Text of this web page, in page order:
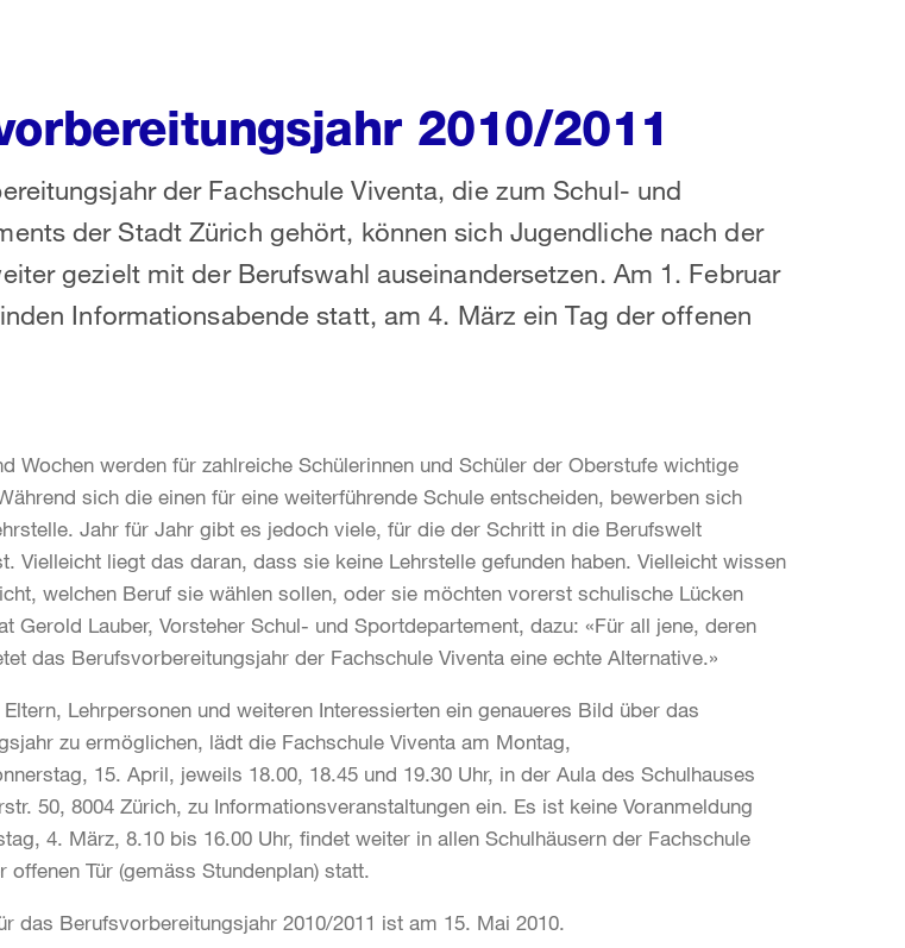
2010/2011
der Fachschule Viventa, die zum Schul- und
der Stadt Zürich gehört, können sich Jugendliche nach der
gezielt mit der Berufswahl auseinandersetzen. Am 1. Februar
Informationsabende statt, am 4. März ein Tag der offenen
Wochen werden für zahlreiche Schülerinnen und Schüler der Oberstufe wichtige
sich die einen für eine weiterführende Schule entscheiden, bewerben sich
Jahr für Jahr gibt es jedoch viele, für die der Schritt in die Berufswelt
Vielleicht liegt das daran, dass sie keine Lehrstelle gefunden haben. Vielleicht wissen
welchen Beruf sie wählen sollen, oder sie möchten vorerst schulische Lücken
Gerold Lauber, Vorsteher Schul- und Sportdepartement, dazu: «Für all jene, deren
das Berufsvorbereitungsjahr der Fachschule Viventa eine echte Alternative.»
Lehrpersonen und weiteren Interessierten ein genaueres Bild über das
zu ermöglichen, lädt die Fachschule Viventa am Montag,
15. April, jeweils 18.00, 18.45 und 19.30 Uhr, in der Aula des Schulhauses
50, 8004 Zürich, zu Informationsveranstaltungen ein. Es ist keine Voranmeldung
4. März, 8.10 bis 16.00 Uhr, findet weiter in allen Schulhäusern der Fachschule
offenen Tür (gemäss Stundenplan) statt.
das Berufsvorbereitungsjahr 2010/2011 ist am 15. Mai 2010.